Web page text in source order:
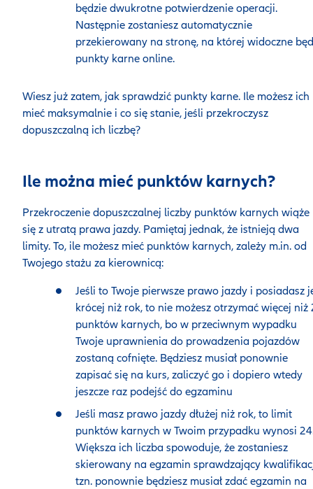
będzie dwukrotne potwierdzenie operacji.
Następnie zostaniesz automatycznie
przekierowany na stronę, na której widoczne
punkty karne online.
Wiesz już zatem, jak sprawdzić punkty karne. Ile możesz ich
mieć maksymalnie i co się stanie, jeśli przekroczysz
dopuszczalną ich liczbę?
Ile można mieć punktów karnych?
Przekroczenie dopuszczalnej liczby punktów karnych wiąże
się z utratą prawa jazdy. Pamiętaj jednak, że istnieją dwa
limity. To, ile możesz mieć punktów karnych, zależy m.in. od
Twojego stażu za kierownicą:
Jeśli to Twoje pierwsze prawo jazdy i posiadasz
krócej niż rok, to nie możesz otrzymać więcej niż
punktów karnych, bo w przeciwnym wypadku
Twoje uprawnienia do prowadzenia pojazdów
zostaną cofnięte. Będziesz musiał ponownie
zapisać się na kurs, zaliczyć go i dopiero wtedy
jeszcze raz podejść do egzaminu
Jeśli masz prawo jazdy dłużej niż rok, to limit
punktów karnych w Twoim przypadku wynosi
Większa ich liczba spowoduje, że zostaniesz
skierowany na egzamin sprawdzający
tzn. ponownie będziesz musiał zdać egzamin na